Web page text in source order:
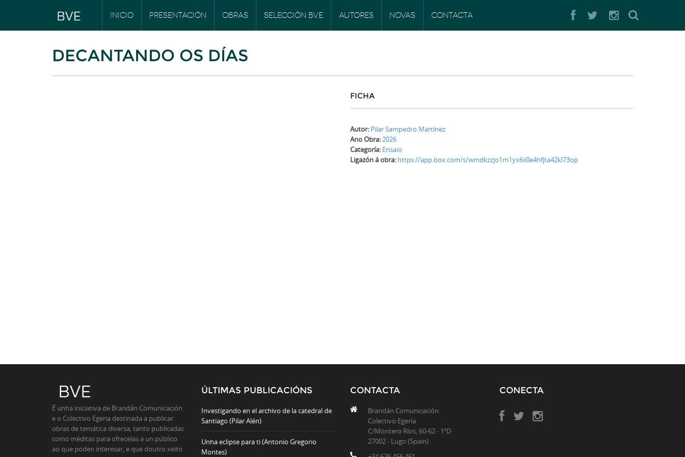
INICIO PRESENTACIÓN OBRAS SELECCIÓN BVE AUTORES NOVAS CONTACTA Buscar
DECANTANDO OS DÍAS
FICHA
Autor: Pilar Sampedro Martínez
Ano Obra:2026
Categoría: Ensaio
Ligazón á obra: https://app.box.com/s/wmdkzzjo1m1yx6ii0e4hfjta42kl73op
É unha iniciativa de Brandán Comunicación
e o Colectivo Egeria destinada a publicar
obras de temática diversa, tanto publicadas
como inéditas para ofrecelas a un público
ao que poden interesar, e que doutro xeito
ÚLTIMAS PUBLICACIÓNS
Investigando en el archivo de la catedral de
Santiago (Pilar Alén)
Unha eclipse para ti (Antonio Gregorio
Montes)
CONTACTA
Brandán Comunicación
Colectivo Egeria
C/Montero Ríos, 60-62 - 1ºD
27002 - Lugo (Spain)
CONECTA